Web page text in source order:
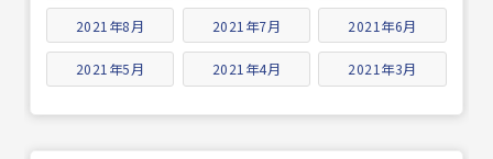
2021年8月 2021年7月 2021年6月
2021年5月 2021年4月 2021年3月